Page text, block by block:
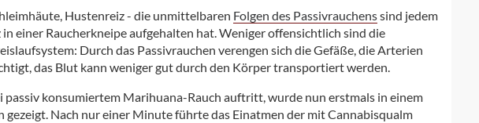
Hustenreiz - die unmittelbaren Folgen des Passivrauchenssind jedem
einer Raucherkneipe aufgehalten hat. Weniger offensichtlich sind die
Durch das Passivrauchen verengen sich die Gefäße, die Arterien
das Blut kann weniger gut durch den Körper transportiert werden.
passiv konsumiertem Marihuana-Rauch auftritt, wurde nun erstmals in einem
gezeigt. Nach nur einer Minute führte das Einatmen der mit Cannabisqualm